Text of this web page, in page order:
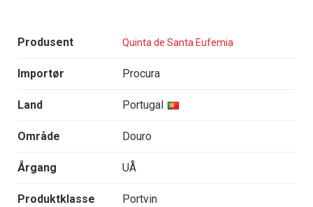
Produsent Quinta de Santa Eufemia
Importør Procura
Land Portugal
Område Douro
Årgang UÅ
Produktklasse Portvin